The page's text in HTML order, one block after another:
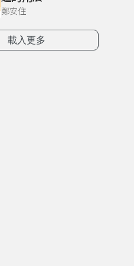
鄭安住
載入更多